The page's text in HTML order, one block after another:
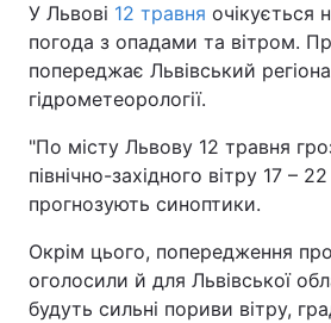
У Львові 12 травня очікується
погода з опадами та вітром.
попереджає Львівський
гідрометеорології.
"По місту Львову 12 травня
північно-західного вітру 17 –
прогнозують синоптики.
Окрім цього, попередження
оголосили й для Львівської
будуть сильні пориви вітру,